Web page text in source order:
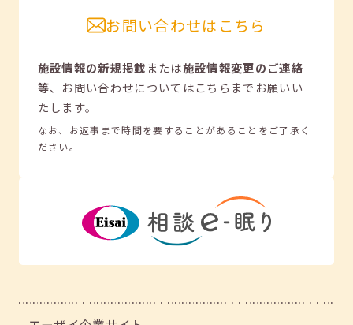
お問い合わせはこちら
施設情報の新規掲載または施設情報変更のご連絡
等、 お問い合わせについてはこちらまでお願いい
たします。
なお、お返事まで時間を要することがあることをご了承く
ださい。